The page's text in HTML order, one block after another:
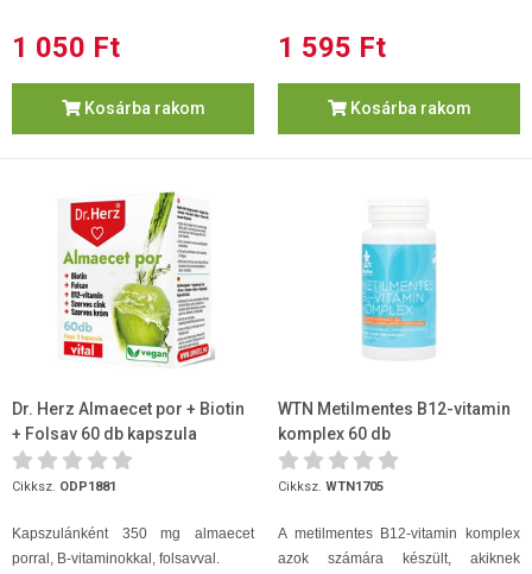
1 050 Ft
Kosárba rakom
1 595 Ft
Kosárba rakom
Dr. Herz Almaecet por + Biotin
+ Folsav 60 db kapszula
Cikksz. ODP1881
Kapszulánként 350 mg almaecet
porral, B-vitaminokkal, folsavval.
WTN Metilmentes B12-vitamin
komplex 60 db
Cikksz. WTN1705
A metilmentes B12-vitamin komplex
azok számára készült, akiknek